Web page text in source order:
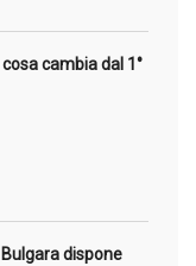
cambia dal 1°
dispone